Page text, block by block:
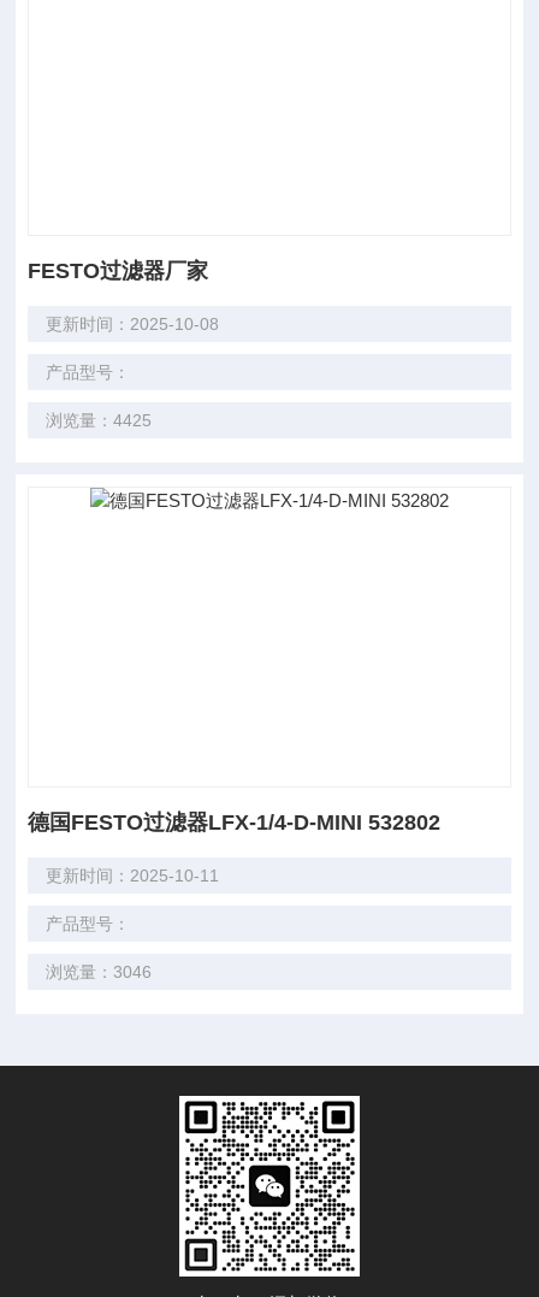
FESTO过滤器厂家
更新时间：2025-10-08
产品型号：
浏览量：4425
德国FESTO过滤器LFX-1/4-D-MINI 532802
更新时间：2025-10-11
产品型号：
浏览量：3046